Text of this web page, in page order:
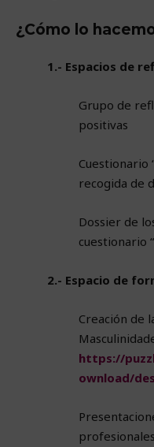
¿Cómo lo
1.- Espacios de
Grupo de
positivas
Cuestionario
recogida de
Dossier de
cuestionario
2.- Espacio de
Creación de
https://
ownload/